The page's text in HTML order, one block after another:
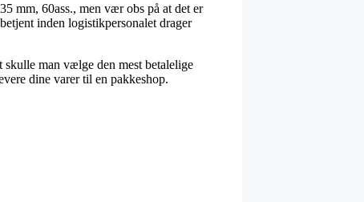
mm, 60ass., men vær obs på at det er
inden logistikpersonalet drager
man vælge den mest betalelige
dine varer til en pakkeshop.